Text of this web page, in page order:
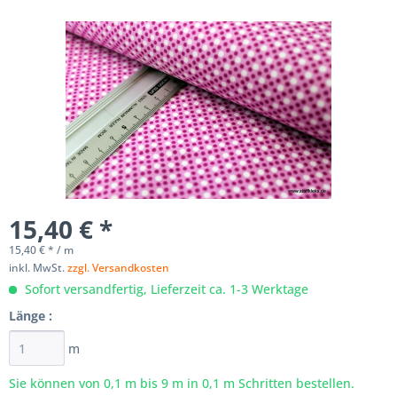
15,40 € *
15,40 € * / m
inkl. MwSt.zzgl. Versandkosten
Sofort versandfertig, Lieferzeit ca. 1-3 Werktage
Länge :
m
Sie können von 0,1 m bis 9 m in 0,1 m Schritten bestellen.